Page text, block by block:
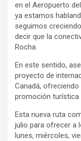
en el Aeropuerto
ya estamos
seguimos
decir que la
Rocha.
En este sentido,
proyecto de
Canadá,
promoción turística
Esta nueva ruta
julio para ofrecer a
lunes, miércoles,